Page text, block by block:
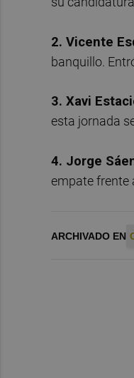
2. Vicente
banquillo.
3. Xavi
esta jornada
4. Jorge
empate frente
ARCHIVADO EN